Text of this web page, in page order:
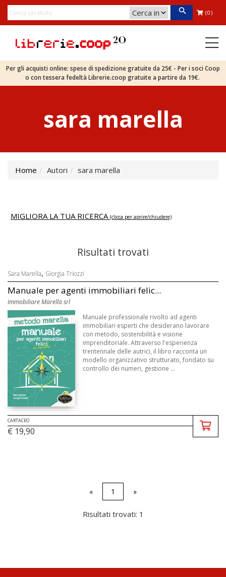
(0)
Per gli acquisti online: spese di spedizione gratuite da 25€ - Per i soci Coop
o con tessera fedeltà Librerie.coop gratuite a partire da 19€.
sara marella
Home Autori sara marella
MIGLIORA LA TUA RICERCA (clicca per aprire/chiudere)
Risultati trovati
Sara Marella, Giorgia Triozzi
Manuale per agenti immobiliari felic...
Immobiliare Marella srl
Manuale professionale rivolto ad agenti
immobiliari esperti che desiderano lavorare
con metodo, sostenibilità e visione
imprenditoriale. Attraverso l'esperienza
trentennale delle autrici, il libro racconta un
modello organizzativo strutturato, fondato su
controllo dei numeri, gestione ...
CARTACEO
€ 19,90
« 1 »
Risultati trovati: 1